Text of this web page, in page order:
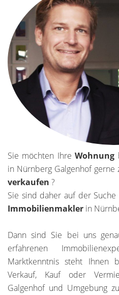
Sie möchten IhreWohnung
in Nürnberg Galgenhof gerne
verkaufen ?
Sie sind daher auf der Suche
Immobilienmakler in
Dann sind Sie bei uns
erfahrenen
Marktkenntnis steht Ihnen
Verkauf, Kauf oder
Galgenhof und Umgebung